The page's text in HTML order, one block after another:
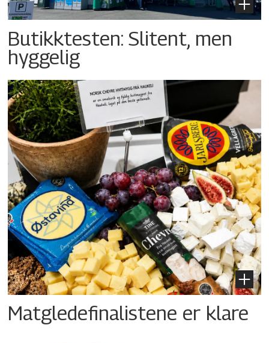
Butikktesten: Slitent, men
hyggelig
Matgledefinalistene er klare